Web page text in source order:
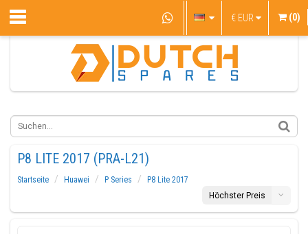
€ EUR (0)
P8 LITE 2017 (PRA-L21)
Startseite Huawei P Series
P8 Lite 2017
Höchster Preis